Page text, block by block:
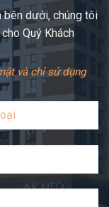
bên dưới, chúng tôi
Quý Khách
và chỉ sử dụng